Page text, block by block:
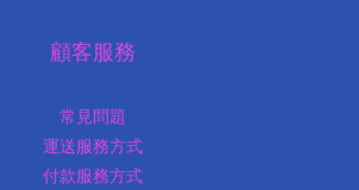
顧客服務
常見問題
運送服務方式
付款服務方式